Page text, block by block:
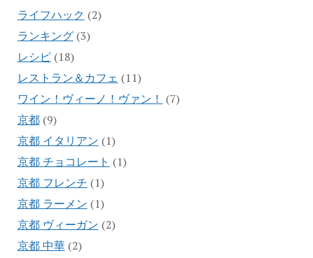
ライフハック (2)
ランキング(3)
レシピ(18)
レストラン＆カフェ (11)
ワイン！ヴィーノ！ヴァン！ (7)
京都(9)
京都 イタリアン (1)
京都 チョコレート (1)
京都 フレンチ (1)
京都 ラーメン (1)
京都 ヴィーガン (2)
京都 中華(2)